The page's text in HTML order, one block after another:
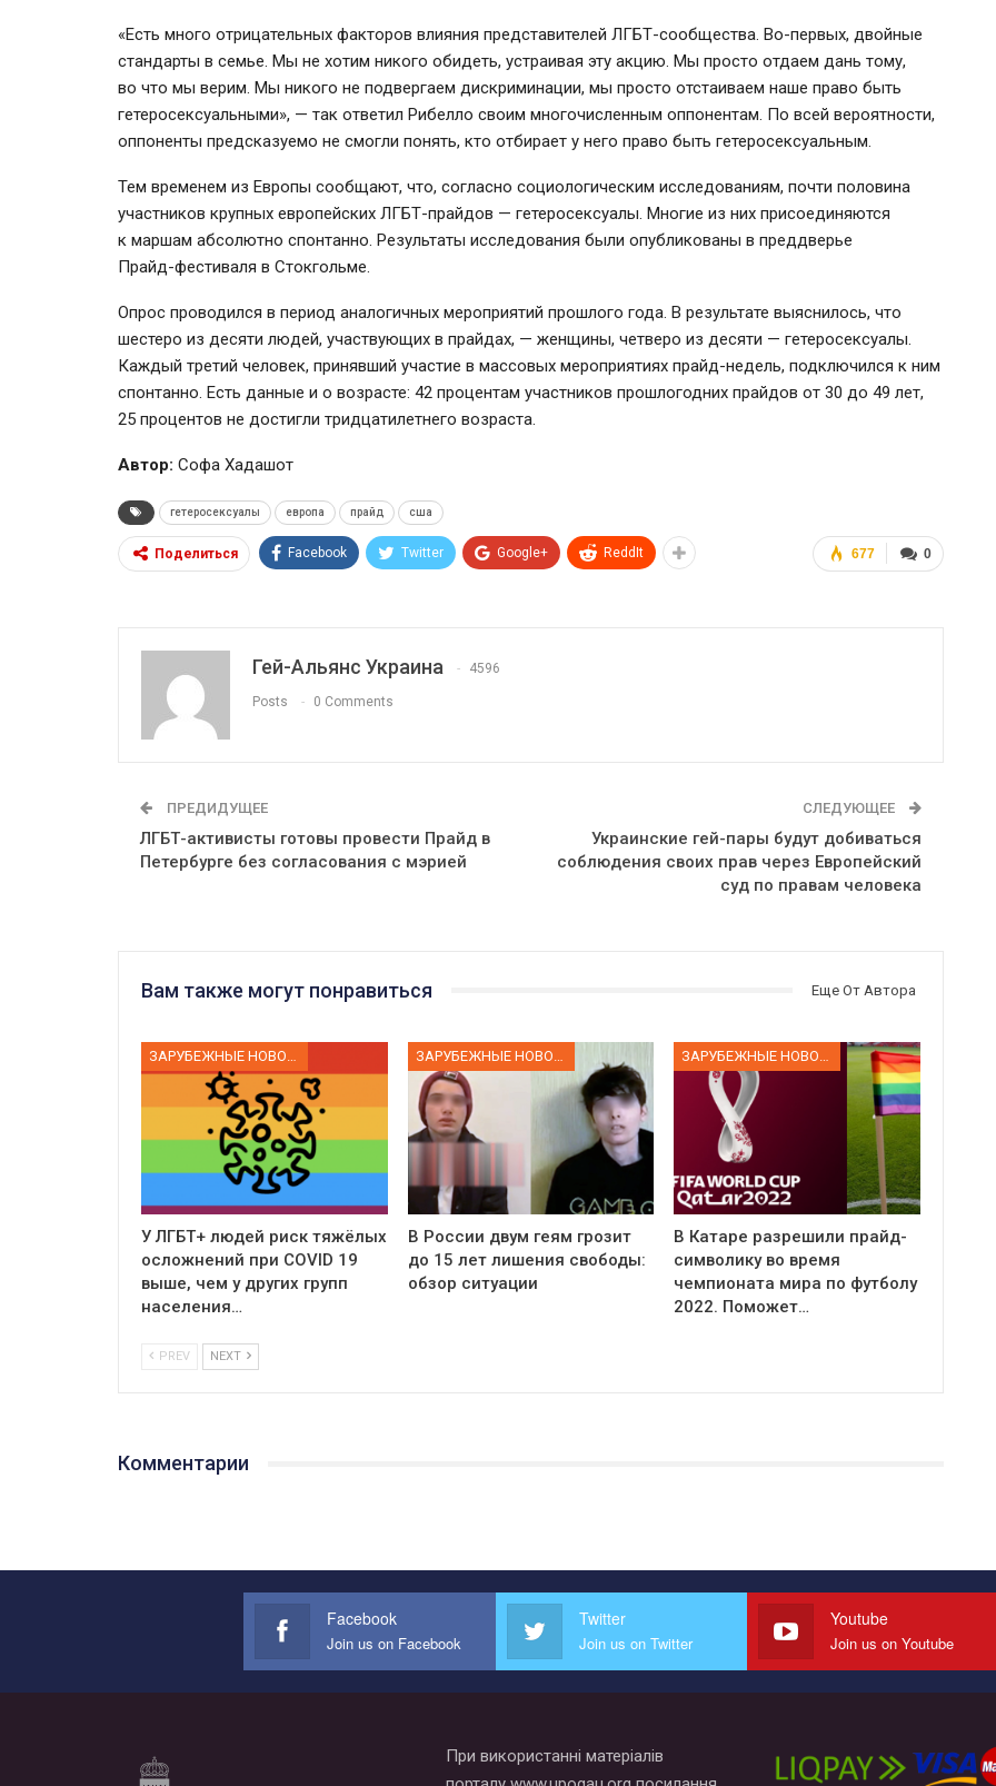
«Есть много отрицательных факторов влияния представителей ЛГБТ-сообщества Во-первых, двойные
стандарты в семье. Мы не хотим никого обидеть, устраивая эту акцию. Мы просто отдаем дань тому,
во что мы верим. Мы никого не подвергаем дискриминации, мы просто отстаиваем наше право быть
гетеросексуальными», — так ответил Рибелло своим многочисленным оппонентам. По всей вероятности,
оппоненты предсказуемо не смогли понять, кто отбирает у него право быть гетеросексуальным.
Тем временем из Европы сообщают, что, согласно социологическим исследованиям, почти половина
участников крупных европейских ЛГБТ-прайдов — гетеросексуалы. Многие из них присоединяются
к маршам абсолютно спонтанно. Результаты исследования были опубликованы в преддверье
Прайд-фестиваля в Стокгольме.
Опрос проводился в период аналогичных мероприятий прошлого года. В результате выяснилось, что
шестеро из десяти людей, участвующих в прайдах, — женщины, четверо из десяти — гетеросексуалы.
Каждый третий человек, принявший участие в массовых мероприятиях прайд-недель, подключился к ним
спонтанно. Есть данные и о возрасте: 42 процентам участников прошлогодних прайдов от 30 до 49 лет,
25 процентов не достигли тридцатилетнего возраста.
Автор: Софа Хадашот
гетеросексуалы европа прайд сша
0
677
Поделиться Facebook Twitter Google+ ReddIt
Гей-Альянс Украина 4596
Posts 0 Comments
ПРЕДИДУЩЕЕ
ЛГБТ-активисты готовы провести Прайд в
Петербурге без согласования с мэрией
СЛЕДУЮЩЕЕ
Украинские гей-пары будут добиваться
соблюдения своих прав через Европейский
суд по правам человека
Вам также могут понравиться Еще От Автора
ЗАРУБЕЖНЫЕ НОВОСТИ
У ЛГБТ+ людей риск тяжёлых
осложнений при COVID 19
выше, чем у других групп
населения…
ЗАРУБЕЖНЫЕ НОВОСТИ
В России двум геям грозит
до 15 лет лишения свободы:
обзор ситуации
ЗАРУБЕЖНЫЕ НОВОСТИ
В Катаре разрешили прайд-
символику во время
чемпионата мира по футболу
2022. Поможет…
PREV NEXT
Комментарии
Facebook
Join us on Facebook
Twitter
Join us on Twitter
Youtube
Join us on Youtube
При використанні матеріалів